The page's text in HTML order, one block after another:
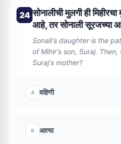
24 सोनालीची मुलगी ही
आहे, तर सोनाली सूरजच्या
Sonali's daughter is the
of Mihir's son, Suraj.
Suraj's mother?
A वहिणी
B आत्या